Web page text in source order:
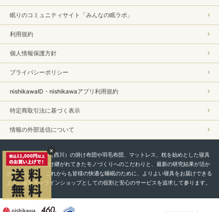
眠りのコミュニティサイト「みんなの眠ラボ」
利用規約
個人情報保護方針
プライバシーポリシー
nishikawaID・nishikawaアプリ利用規約
特定商取引法に基づく表示
情報の外部送信について
私たちnishikawa（西川）の掛け布団や羽毛布団、マットレス、枕を始めとした寝具
は、450年以上受け継がれてきたモノづくりへのこだわりと、最新の研究結果が活か
されています。 これからも皆様の快適な睡眠のために、よりよい寝具をお届けできる
よう、直営オンラインショップとしての役割と安心のサービスを追求して参ります。